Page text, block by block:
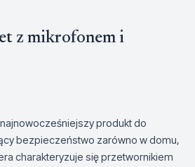
z mikrofonem i
produkt do
bezpieczeństwo zarówno w domu,
charakteryzuje się przetwornikiem